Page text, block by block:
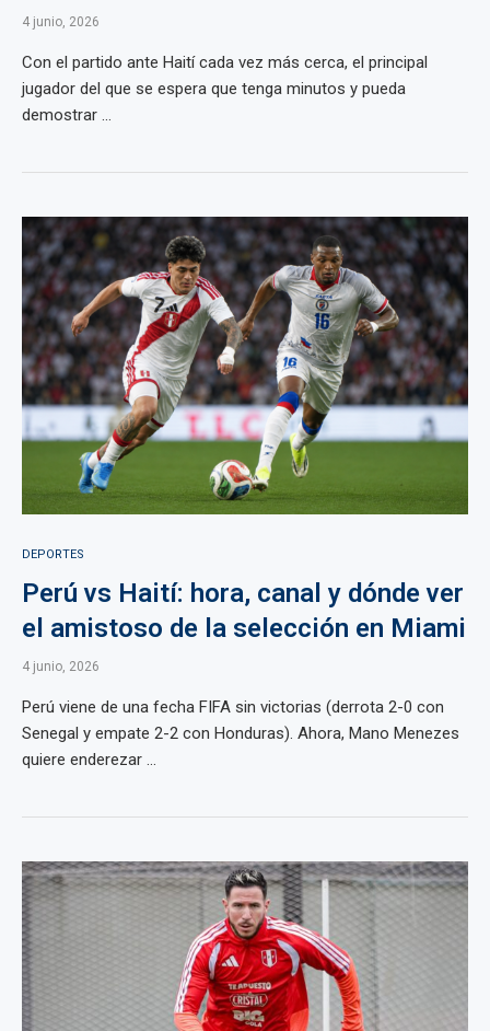
4 junio, 2026
Con el partido ante Haití cada vez más cerca, el principal
jugador del que se espera que tenga minutos y pueda
demostrar ...
DEPORTES
Perú vs Haití: hora, canal y dónde ver
el amistoso de la selección en Miami
4 junio, 2026
Perú viene de una fecha FIFA sin victorias (derrota 2-0 con
Senegal y empate 2-2 con Honduras). Ahora, Mano Menezes
quiere enderezar ...